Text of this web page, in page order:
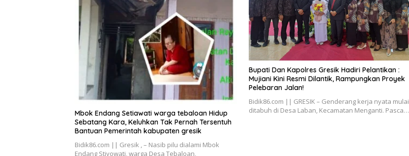
Mbok Endang Setiawati warga tebaloan Hidup
Sebatang Kara, Keluhkan Tak Pernah Tersentuh
Bantuan Pemerintah kabupaten gresik
Bidik86.com || Gresik , – Nasib pilu dialami Mbok
Endang Stiyowati, warga Desa Tebaloan,
​Bupati Dan Kapolres Gresik Hadiri Pelantikan :
Mujiani Kini Resmi Dilantik, Rampungkan Proyek
Pelebaran Jalan!
Bidik86.com || GRESIK – Genderang kerja nyata mulai
ditabuh di Desa Laban, Kecamatan Menganti. Pasca…